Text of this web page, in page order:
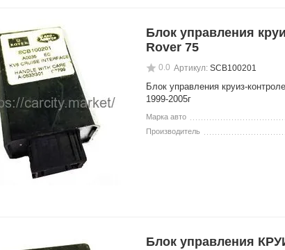
Блок управления
Rover 75
0.0 Артикул: SCB100201
Блок управления круиз-
1999-2005г
Марка авто
Производитель
Блок управления